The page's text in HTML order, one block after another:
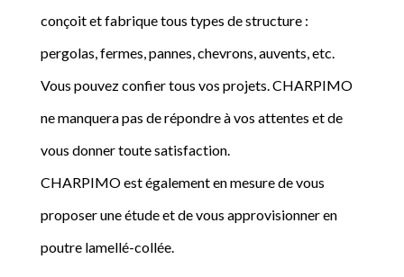
conçoit et fabrique tous types de structure :
pergolas, fermes, pannes, chevrons, auvents, etc.
Vous pouvez confier tous vos projets. CHARPIMO
ne manquera pas de répondre à vos attentes et de
vous donner toute satisfaction.
CHARPIMO est également en mesure de vous
proposer une étude et de vous approvisionner en
poutre lamellé-collée.